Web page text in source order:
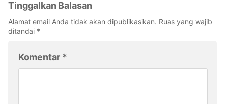
Tinggalkan Balasan
Alamat email Anda tidak akan dipublikasikan. Ruas yang wajib
ditandai *
Komentar *